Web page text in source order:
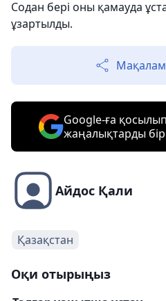
Содан бері оны қамауда
ұзартылды.
Google-ға
жаңалықтарды
Айдос Қали
Қазақстан
Оқи отырыңыз